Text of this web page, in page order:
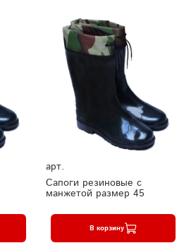
арт.
Сапоги резиновые с
манжетой размер 45
В корзину